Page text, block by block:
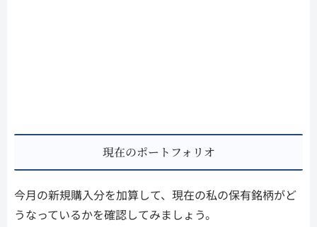
現在のポートフォリオ
今月の新規購入分を加算して、現在の私の保有銘柄がど
うなっているかを確認してみましょう。